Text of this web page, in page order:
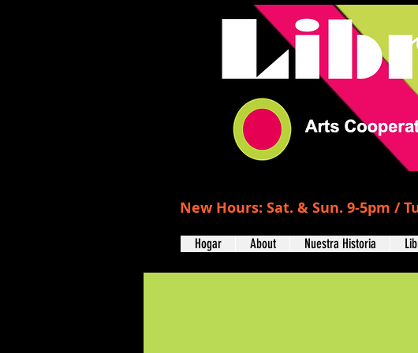
New Hours: Sat. & Sun. 9-5pm /
Hogar About Nuestra Historia